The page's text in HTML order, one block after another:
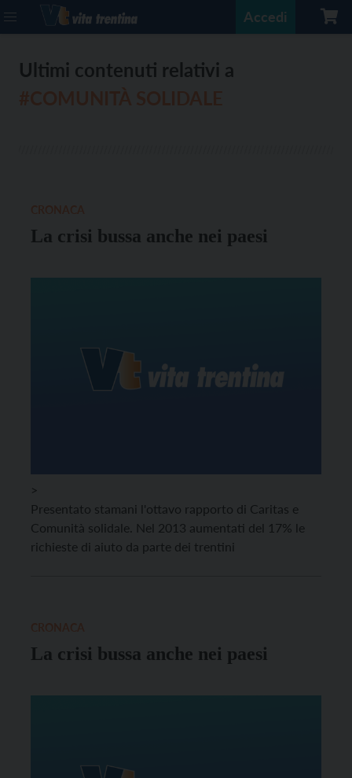
Accedi
Ultimi contenuti relativi a
La crisi bussa anche nei paesi
>
Presentato stamani l'ottavo rapporto di Caritas e
Comunità solidale. Nel 2013 aumentati del 17% le
richieste di aiuto da parte dei trentini
La crisi bussa anche nei paesi